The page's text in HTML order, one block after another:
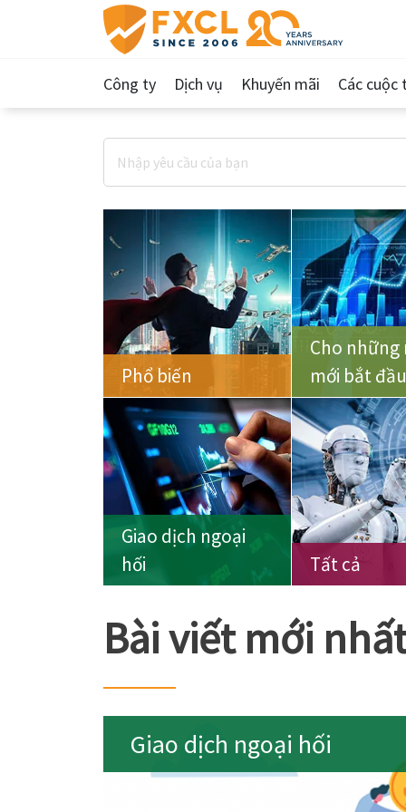
Công ty Dịch vụ Khuyến mãi Các cuộc
Phổ biến
Cho những
mới bắt đầu
Giao dịch ngoại
hối
Tất cả
Bài viết mới
Giao dịch ngoại hối